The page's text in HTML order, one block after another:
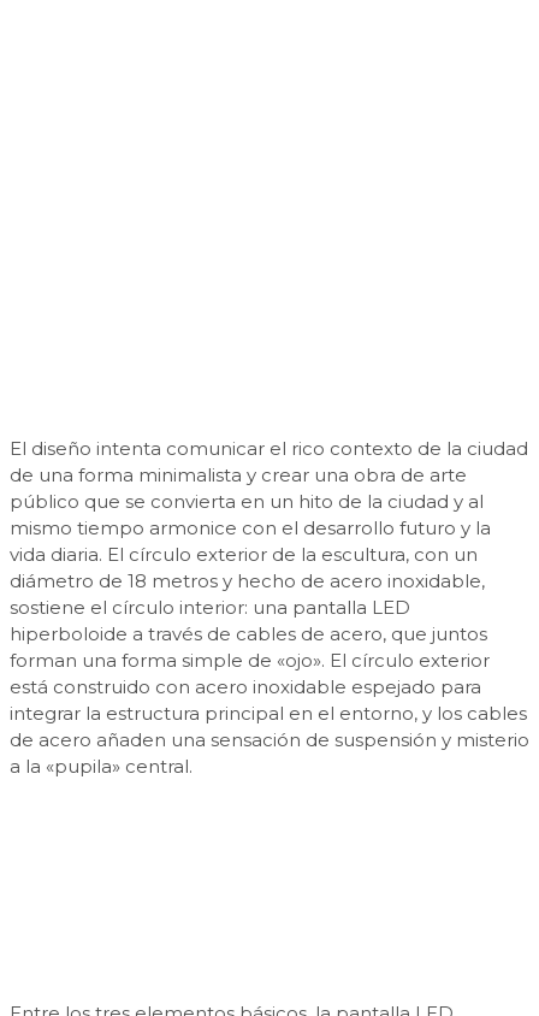
El diseño intenta comunicar el rico contexto de la ciudad
de una forma minimalista y crear una obra de arte
público que se convierta en un hito de la ciudad y al
mismo tiempo armonice con el desarrollo futuro y la
vida diaria. El círculo exterior de la escultura, con un
diámetro de 18 metros y hecho de acero inoxidable,
sostiene el círculo interior: una pantalla LED
hiperboloide a través de cables de acero, que juntos
forman una forma simple de «ojo». El círculo exterior
está construido con acero inoxidable espejado para
integrar la estructura principal en el entorno, y los cables
de acero añaden una sensación de suspensión y misterio
a la «pupila» central.